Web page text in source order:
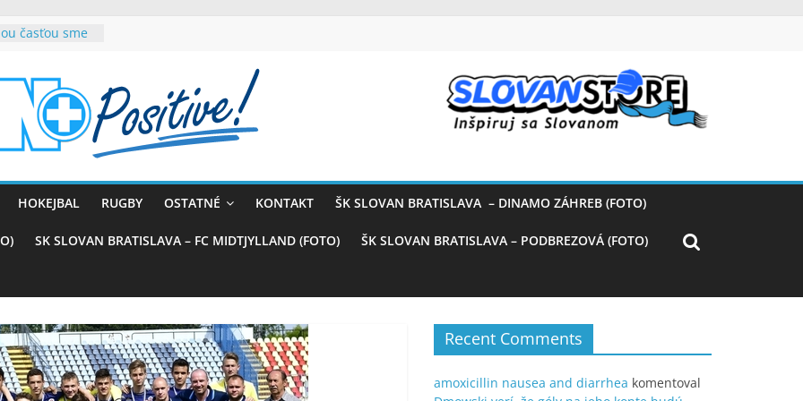
časťou sme
tímového
prvenstvo
nad
HOKEJBAL RUGBY OSTATNÉ KONTAKT ŠK SLOVAN BRATISLAVA – DINAMO ZÁHREB (FOTO)
SK SLOVAN BRATISLAVA – FC MIDTJYLLAND (FOTO) ŠK SLOVAN BRATISLAVA – PODBREZOVÁ (FOTO)
Recent Comments
amoxicillin nausea and diarrhea komentoval